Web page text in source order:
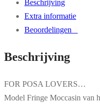
Beschrijving
Extra informatie
Beoordelingen
Beschrijving
FOR POSA LOVERS…
Model Fringe Moccasin van